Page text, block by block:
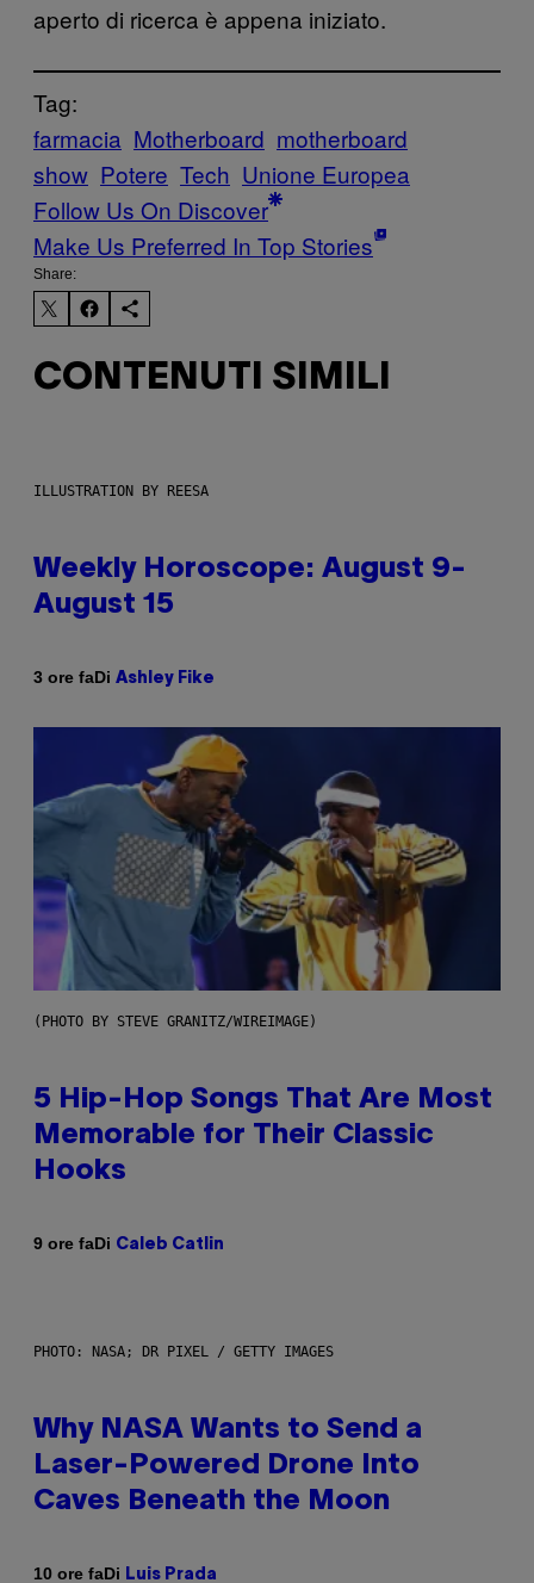
aperto di ricerca è appena iniziato.
Tag:
farmacia Motherboard motherboard
show Potere Tech Unione Europea
Follow Us On Discover
Make Us Preferred In Top Stories
Share:
CONTENUTI SIMILI
ILLUSTRATION BY REESA
Weekly Horoscope: August 9-
August 15
3 ore faDi Ashley Fike
(PHOTO BY STEVE GRANITZ/WIREIMAGE)
5 Hip-Hop Songs That Are Most
Memorable for Their Classic
Hooks
9 ore faDi Caleb Catlin
PHOTO: NASA; DR PIXEL / GETTY IMAGES
Why NASA Wants to Send a
Laser-Powered Drone Into
Caves Beneath the Moon
10 ore faDi Luis Prada